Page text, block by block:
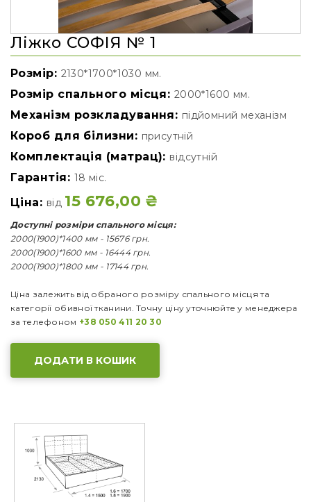
Ліжко СОФІЯ № 1
Розмір: 2130*1700*1030 мм.
Розмір спального місця: 2000*1600 мм.
Механізм розкладування: підйомний механізм
Короб для білизни: присутній
Комплектація (матрац): відсутній
Гарантія: 18 міс.
Ціна: від 15 676,00 ₴
Доступні розміри спального місця:
2000(1900)*1400 мм - 15676 грн.
2000(1900)*1600 мм - 16444 грн.
2000(1900)*1800 мм - 17144 грн.
Ціна залежить від обраного розміру спального місця та
категорії обивної тканини. Точну ціну уточнюйте у менеджера
за телефоном +38 050 411 20 30
ДОДАТИ В КОШИК